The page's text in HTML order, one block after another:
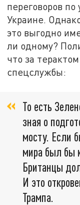
переговоров
Украине.
это выгодно
ли одному?
что за
спецслужбы:
То есть
зная о
мосту. Если
мира был бы
Британцы
И это
Трампа.